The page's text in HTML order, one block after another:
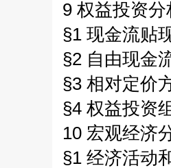
9 权益投资
§1 现金流贴
§2 自由现金
§3 相对定价
§4 权益投资
10 宏观经济
§1 经济活动